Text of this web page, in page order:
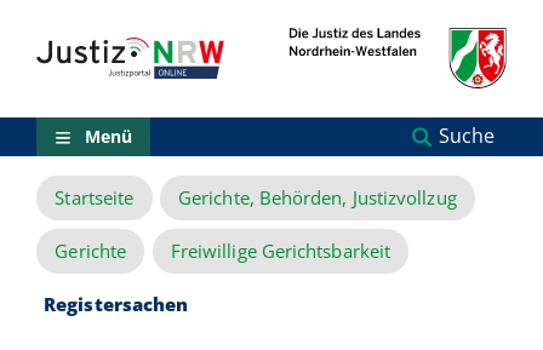
Inhalt
(Sprungmarken)
Menü
Zur
Suche
Zur
NRW-
Entscheidungssuche
Zur
Hauptnavigation
Zum
Menü Suche
Startseite Gerichte, Behörden, Justizvollzug
Gerichte Freiwillige Gerichtsbarkeit
Registersachen